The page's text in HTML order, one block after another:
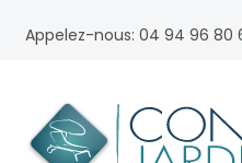
Appelez-nous: 04 94 96 80